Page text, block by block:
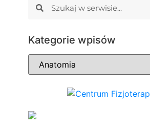
Kategorie wpisów